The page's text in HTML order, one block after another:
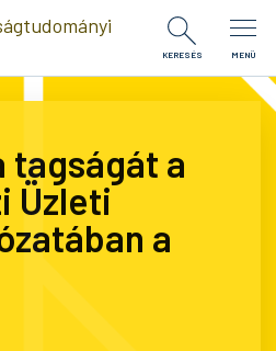
KERESÉS MENÜ
tagságát a
Üzleti
a